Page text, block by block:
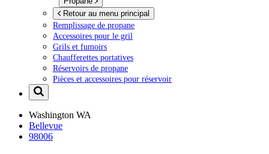
Retour au menu principal
Remplissage de propane
Accessoires pour le gril
Grils et fumoirs
Chaufferettes portatives
Réservoirs de propane
Pièces et accessoires pour réservoir
Washington WA
Bellevue
98006